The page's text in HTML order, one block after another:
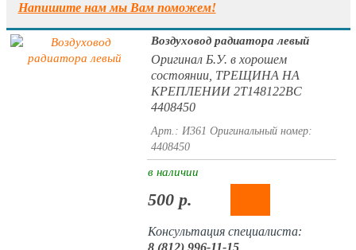
Напишите нам мы Вам поможем!
Воздуховод радиатора левый
Оригинал Б.У. в хорошем
состоянии, ТРЕЩИНА НА
КРЕПЛЕНИИ 2T148122BC
4408450
Арт.: И361 Оригинальный номер:
4408450
в наличии
500 р.
Консультация специалиста:
8 (812) 996-11-15